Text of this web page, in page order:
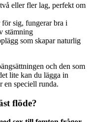
eller fler lag, perfekt om
sig, fungerar bra i
stämning
som skapar naturlig
och den som
lite kan du lägga in
en speciell runda.
flöde?